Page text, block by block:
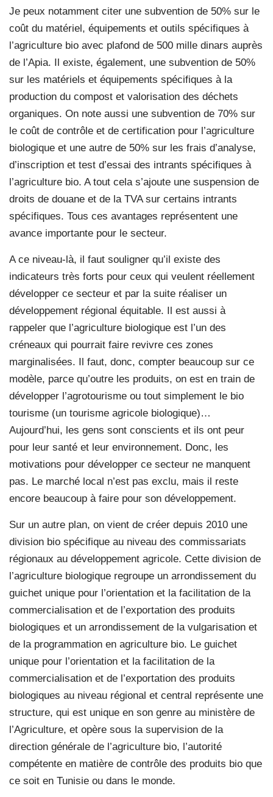
Je peux notamment citer une subvention de 50% sur le
coût du matériel, équipements et outils spécifiques à
l’agriculture bio avec plafond de 500 mille dinars auprès
de l’Apia. Il existe, également, une subvention de 50%
sur les matériels et équipements spécifiques à la
production du compost et valorisation des déchets
organiques. On note aussi une subvention de 70% sur
le coût de contrôle et de certification pour l’agriculture
biologique et une autre de 50% sur les frais d’analyse,
d’inscription et test d’essai des intrants spécifiques à
l’agriculture bio. A tout cela s’ajoute une suspension de
droits de douane et de la TVA sur certains intrants
spécifiques. Tous ces avantages représentent une
avance importante pour le secteur.
A ce niveau-là, il faut souligner qu’il existe des
indicateurs très forts pour ceux qui veulent réellement
développer ce secteur et par la suite réaliser un
développement régional équitable. Il est aussi à
rappeler que l’agriculture biologique est l’un des
créneaux qui pourrait faire revivre ces zones
marginalisées. Il faut, donc, compter beaucoup sur ce
modèle, parce qu’outre les produits, on est en train de
développer l’agrotourisme ou tout simplement le bio
tourisme (un tourisme agricole biologique)…
Aujourd’hui, les gens sont conscients et ils ont peur
pour leur santé et leur environnement. Donc, les
motivations pour développer ce secteur ne manquent
pas. Le marché local n’est pas exclu, mais il reste
encore beaucoup à faire pour son développement.
Sur un autre plan, on vient de créer depuis 2010 une
division bio spécifique au niveau des commissariats
régionaux au développement agricole. Cette division de
l’agriculture biologique regroupe un arrondissement du
guichet unique pour l’orientation et la facilitation de la
commercialisation et de l’exportation des produits
biologiques et un arrondissement de la vulgarisation et
de la programmation en agriculture bio. Le guichet
unique pour l’orientation et la facilitation de la
commercialisation et de l’exportation des produits
biologiques au niveau régional et central représente une
structure, qui est unique en son genre au ministère de
l’Agriculture, et opère sous la supervision de la
direction générale de l’agriculture bio, l’autorité
compétente en matière de contrôle des produits bio que
ce soit en Tunisie ou dans le monde.